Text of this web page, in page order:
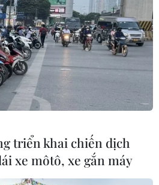
triển khai chiến dịch
xe môtô, xe gắn máy